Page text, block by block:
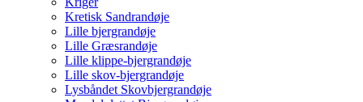
Kretisk Sandrandøje
Lille bjergrandøje
Lille Græsrandøje
Lille klippe-bjergrandøje
Lille skov-bjergrandøje
Lysbåndet Skovbjergrandøje